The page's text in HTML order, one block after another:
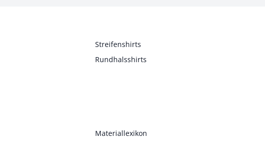
Streifenshirts
Rundhalsshirts
Materiallexikon